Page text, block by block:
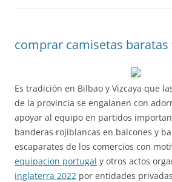
comprar camisetas
Es tradición en Bilbao y Vizcaya que
de la provincia se engalanen con
apoyar al equipo en partidos
banderas rojiblancas en balcones y
escaparates de los comercios con
equipacion portugal y otros actos
inglaterra 2022 por entidades